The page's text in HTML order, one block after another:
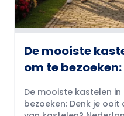
De mooiste
om te
De mooiste kastelen
bezoeken: Denk je